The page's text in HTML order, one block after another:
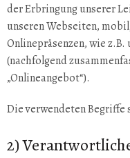
der Erbringung unserer
unseren Webseiten,
Onlinepräsenzen, wie
(nachfolgend
„Onlineangebot“).
Die verwendeten
2)